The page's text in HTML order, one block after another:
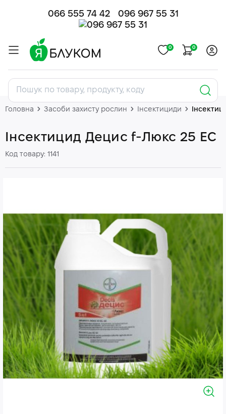
066 555 74 42 096 967 55 31
0 0
Головна Засоби захисту рослин Інсектициди
Інсектицид Децис f-Люкс 25 EС
Код товару: 1141